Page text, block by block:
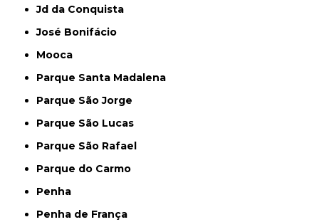
Jd da Conquista
José Bonifácio
Mooca
Parque Santa Madalena
Parque São Jorge
Parque São Lucas
Parque São Rafael
Parque do Carmo
Penha
Penha de França